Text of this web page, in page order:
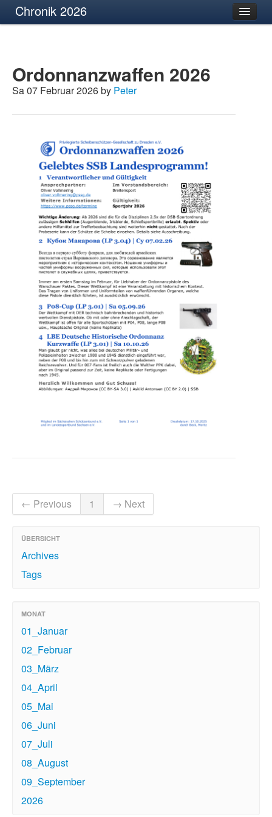
Chronik 2026
Ordonnanzwaffen 2026
Sa 07 Februar 2026 by Peter
← Previous 1 → Next
ÜBERSICHT
Archives
Tags
MONAT
01_Januar
02_Februar
03_März
04_April
05_Mai
06_Juni
07_Juli
08_August
09_September
2026